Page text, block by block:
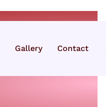
Gallery Contact